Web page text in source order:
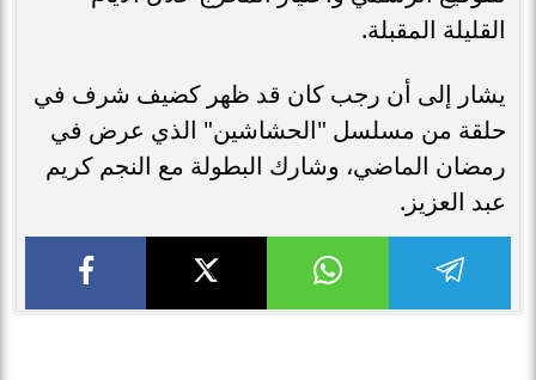
القليلة المقبلة.
يشار إلى أن رجب كان قد ظهر كضيف شرف في
حلقة من مسلسل "الحشاشين" الذي عرض في
رمضان الماضي، وشارك البطولة مع النجم كريم
عبد العزيز.